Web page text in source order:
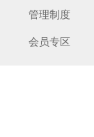
管理制度
会员专区